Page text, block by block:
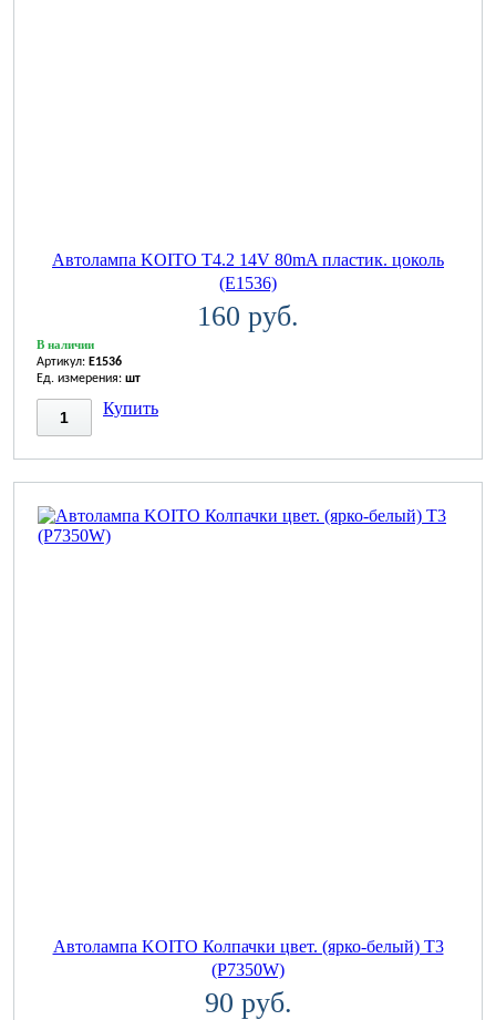
Автолампа KOITO T4.2 14V 80mA пластик. цоколь
(E1536)
160 руб.
В наличии
Артикул: E1536
Ед. измерения: шт
Купить
Автолампа KOITO Колпачки цвет. (ярко-белый) T3
(P7350W)
90 руб.